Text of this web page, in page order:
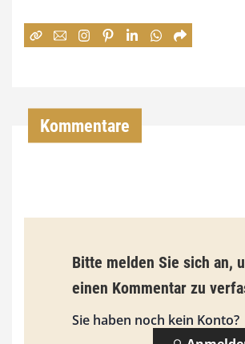
:
€
i
s
9
Kommentare
Bitte melden Sie sich an,
einen Kommentar zu
Sie haben noch kein Konto?